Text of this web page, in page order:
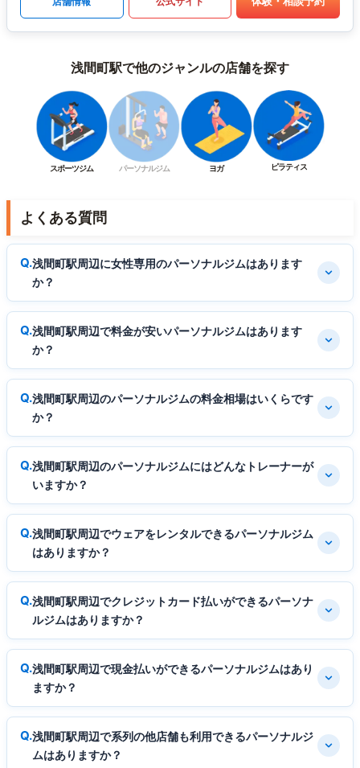
浅間町駅で他のジャンルの店舗を探す
スポーツジム パーソナルジム ヨガ ピラティス
よくある質問
浅間町駅周辺に女性専用のパーソナルジムはあります
か？
浅間町駅周辺で料金が安いパーソナルジムはあります
か？
浅間町駅周辺のパーソナルジムの料金相場はいくらです
か？
浅間町駅周辺のパーソナルジムにはどんなトレーナーが
いますか？
浅間町駅周辺でウェアをレンタルできるパーソナルジム
はありますか？
浅間町駅周辺でクレジットカード払いができるパーソナ
ルジムはありますか？
浅間町駅周辺で現金払いができるパーソナルジムはあり
ますか？
浅間町駅周辺で系列の他店舗も利用できるパーソナルジ
ムはありますか？